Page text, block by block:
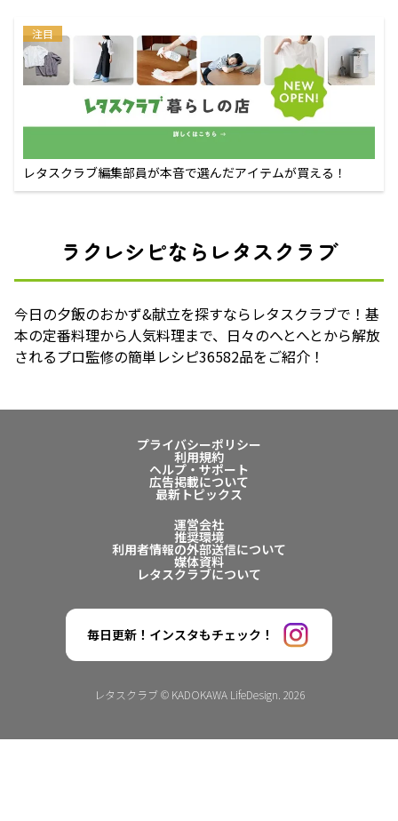
注目
レタスクラブ編集部員が本音で選んだアイテムが買える！
ラクレシピならレタスクラブ
今日の夕飯のおかず&献立を探すならレタスクラブで！基
本の定番料理から人気料理まで、日々のへとへとから解放
されるプロ監修の簡単レシピ36582品をご紹介！
プライバシーポリシー
利用規約
ヘルプ・サポート
広告掲載について
最新トピックス
運営会社
推奨環境
利用者情報の外部送信について
媒体資料
レタスクラブについて
毎日更新！インスタもチェック！
レタスクラブ © KADOKAWA LifeDesign. 2026